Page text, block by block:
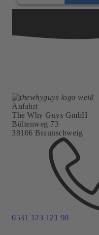
Anfahrt
The Why Guys GmbH
Bültenweg 73
38106 Braunschweig
0531 123 121 90